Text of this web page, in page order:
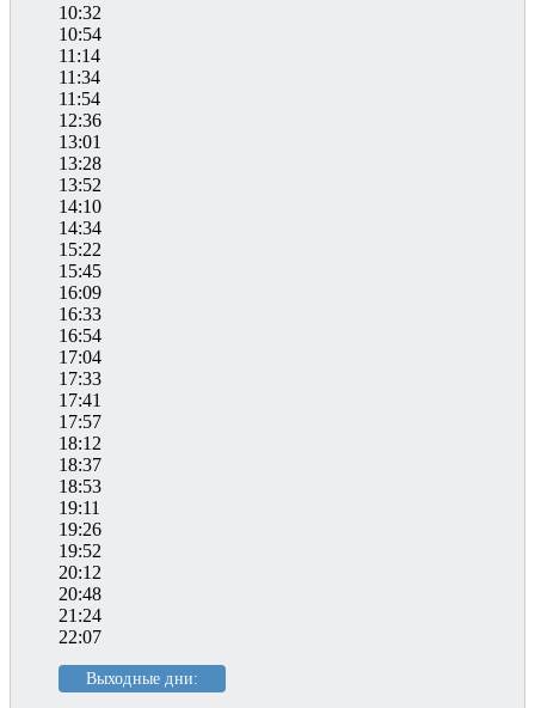
10:32
10:54
11:14
11:34
11:54
12:36
13:01
13:28
13:52
14:10
14:34
15:22
15:45
16:09
16:33
16:54
17:04
17:33
17:41
17:57
18:12
18:37
18:53
19:11
19:26
19:52
20:12
20:48
21:24
22:07
Выходные дни: